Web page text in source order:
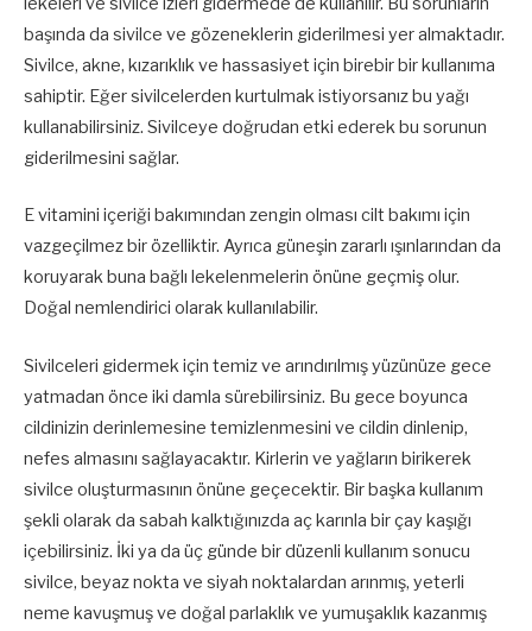
başında da sivilce ve gözeneklerin giderilmesi yer almaktadır.
Sivilce, akne, kızarıklık ve hassasiyet için birebir bir kullanıma
sahiptir. Eğer sivilcelerden kurtulmak istiyorsanız bu yağı
kullanabilirsiniz. Sivilceye doğrudan etki ederek bu sorunun
giderilmesini sağlar.
E vitamini içeriği bakımından zengin olması cilt bakımı için
vazgeçilmez bir özelliktir. Ayrıca güneşin zararlı ışınlarından da
koruyarak buna bağlı lekelenmelerin önüne geçmiş olur.
Doğal nemlendirici olarak kullanılabilir.
Sivilceleri gidermek için temiz ve arındırılmış yüzünüze gece
yatmadan önce iki damla sürebilirsiniz. Bu gece boyunca
cildinizin derinlemesine temizlenmesini ve cildin dinlenip,
nefes almasını sağlayacaktır. Kirlerin ve yağların birikerek
sivilce oluşturmasının önüne geçecektir. Bir başka kullanım
şekli olarak da sabah kalktığınızda aç karınla bir çay kaşığı
içebilirsiniz. İki ya da üç günde bir düzenli kullanım sonucu
sivilce, beyaz nokta ve siyah noktalardan arınmış, yeterli
neme kavuşmuş ve doğal parlaklık ve yumuşaklık kazanmış